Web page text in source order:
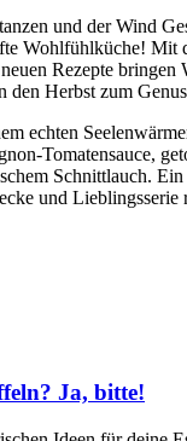
und der Wind
Wohlfühlküche! Mit
Rezepte bringen
den Herbst zum
echten
Tomatensauce,
Schnittlauch. Ein
und Lieblingsserie
Ja, bitte!